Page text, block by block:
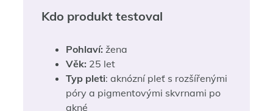
Kdo produkt testoval
Pohlaví: žena
Věk: 25 let
Typ pleti: aknózní pleť s rozšířenými
póry a pigmentovými skvrnami po
akné